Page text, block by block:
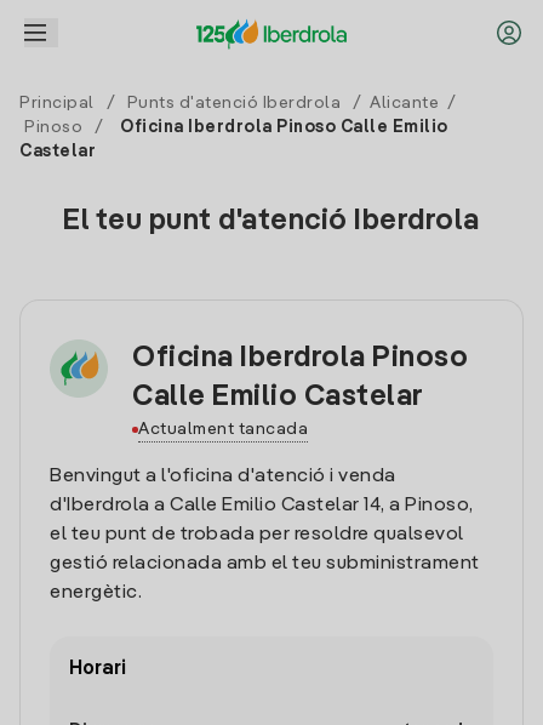
Principal / Punts d'atenció Iberdrola / Alicante
/
Pinoso
/
Oficina Iberdrola Pinoso Calle Emilio
Castelar
El teu punt d'atenció Iberdrola
Oficina Iberdrola Pinoso
Calle Emilio Castelar
Actualment tancada
Benvingut a l'oficina d'atenció i venda
d'Iberdrola a Calle Emilio Castelar 14, a Pinoso,
el teu punt de trobada per resoldre qualsevol
gestió relacionada amb el teu subministrament
energètic.
Horari